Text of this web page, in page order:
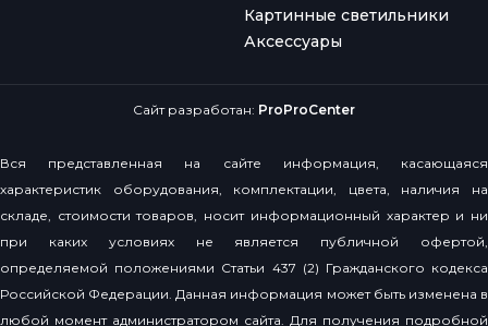
Картинные светильники
Аксессуары
Сайт разработан: ProProCenter
Вся представленная на сайте информация, касающаяся
характеристик оборудования, комплектации, цвета, наличия на
складе, стоимости товаров, носит информационный характер и ни
при каких условиях не является публичной офертой,
определяемой положениями Статьи 437 (2) Гражданского кодекса
Российской Федерации. Данная информация может быть изменена в
любой момент администратором сайта. Для получения подробной